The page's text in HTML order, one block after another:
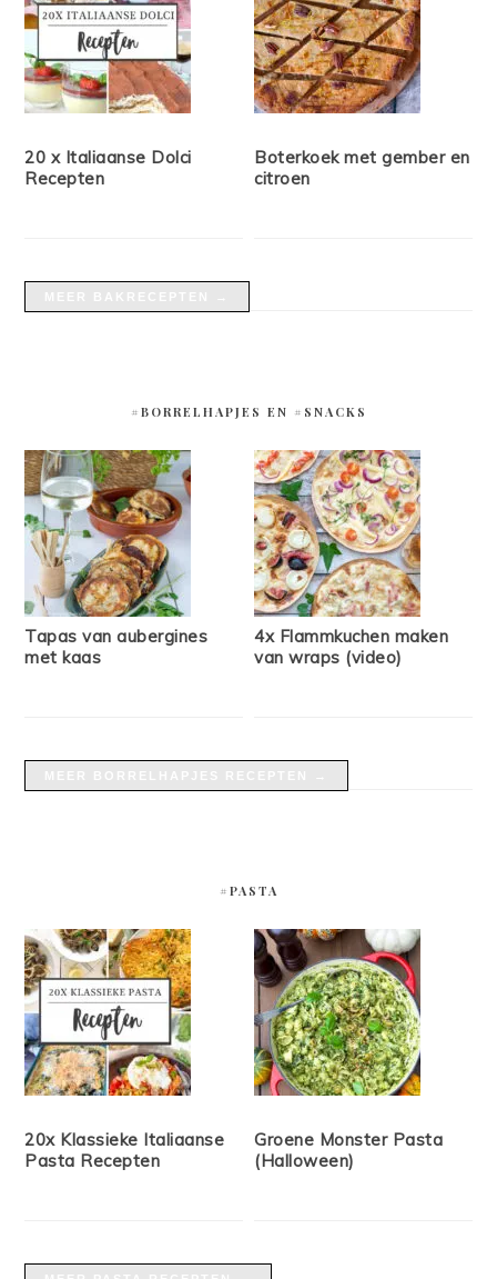
20 x Italiaanse Dolci
Recepten
Boterkoek met gember en
citroen
#BORRELHAPJES EN #SNACKS
Tapas van aubergines
met kaas
4x Flammkuchen maken
van wraps (video)
#PASTA
20x Klassieke Italiaanse
Pasta Recepten
Groene Monster Pasta
(Halloween)